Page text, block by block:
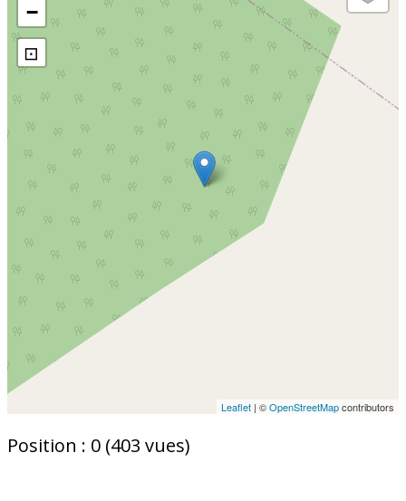
−
⊡
Leaflet | ©OpenStreetMapcontributors
Position : 0(403 vues)